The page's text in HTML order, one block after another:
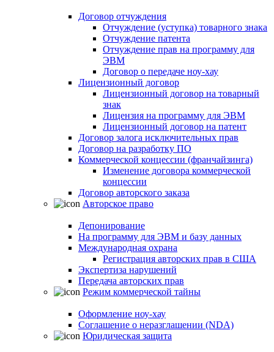
Договор отчуждения
Отчуждение (уступка) товарного знака
Отчуждение патента
Отчуждение прав на программу для
ЭВМ
Договор о передаче ноу-хау
Лицензионный договор
Лицензионный договор на товарный
знак
Лицензия на программу для ЭВМ
Лицензионный договор на патент
Договор залога исключительных прав
Договор на разработку ПО
Коммерческой концессии (франчайзинга)
Изменение договора коммерческой
концессии
Договор авторского заказа
Авторское право
Депонирование
На программу для ЭВМ и базу данных
Международная охрана
Регистрация авторских прав в США
Экспертиза нарушений
Передача авторских прав
Режим коммерческой тайны
Оформление ноу-хау
Соглашение о неразглашении (NDA)
Юридическая защита